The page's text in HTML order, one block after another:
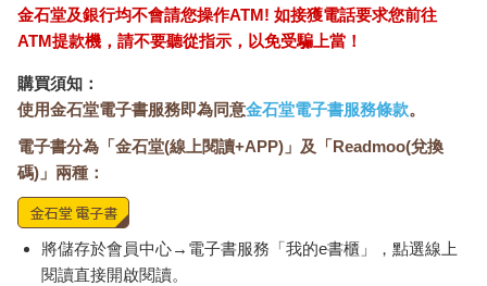
金石堂及銀行均不會請您操作ATM! 如接獲電話要求您前往
ATM提款機，請不要聽從指示，以免受騙上當！
購買須知：
使用金石堂電子書服務即為同意金石堂電子書服務條款。
電子書分為「金石堂(線上閱讀+APP)」及「Readmoo(兌換
碼)」兩種：
將儲存於會員中心→電子書服務「我的e書櫃」，點選線上
閱讀直接開啟閱讀。